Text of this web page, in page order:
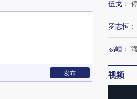
发布
伍戈 ：
罗志恒 ：
易峘 ：
视频